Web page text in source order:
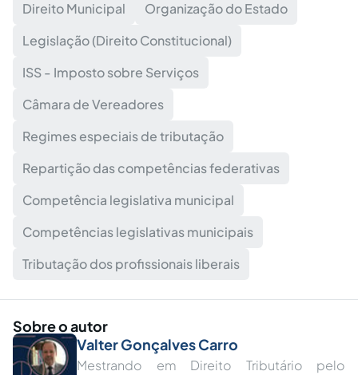
Direito Municipal
Organização do Estado
Legislação (Direito Constitucional)
ISS - Imposto sobre Serviços
Câmara de Vereadores
Regimes especiais de tributação
Repartição das competências federativas
Competência legislativa municipal
Competências legislativas municipais
Tributação dos profissionais liberais
Sobre o autor
Valter Gonçalves Carro
Mestrando em Direito Tributário pelo